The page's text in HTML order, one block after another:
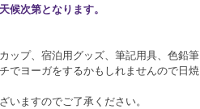
候次第となります。
ップ、宿泊用グッズ、筆記用具、色鉛
でヨーガをするかもしれませんので日焼
ますのでご了承ください。